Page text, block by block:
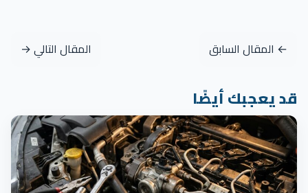
← المقال السابق المقال التالي →
يعجبك أيضًا